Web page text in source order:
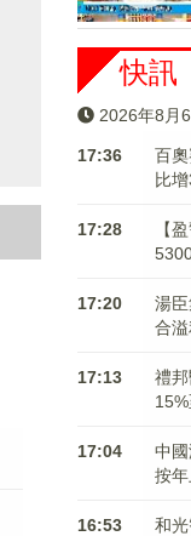
快訊
2026年8月
17:36
百
比
17:28
【
17:20
湯
合
17:13
禮
17:04
中
按
16:53 和